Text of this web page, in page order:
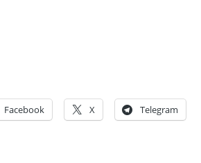
Facebook X Telegram